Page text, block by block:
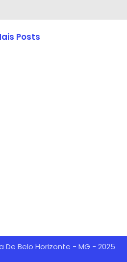
Posts
De Belo Horizonte - MG - 2025